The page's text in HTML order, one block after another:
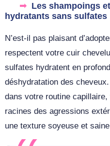
Les shampoings
hydratants sans sulfates
N’est-il pas plaisant
respectent votre cuir
sulfates hydratent en
déshydratation des
dans votre routine
racines des agressions
une texture soyeuse et